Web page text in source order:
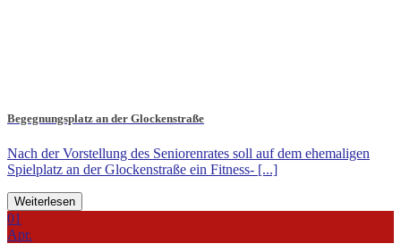
Begegnungsplatz an der Glockenstraße
Nach der Vorstellung des Seniorenrates soll auf dem ehemaligen
Spielplatz an der Glockenstraße ein Fitness- [...]
Weiterlesen
01
Apr.